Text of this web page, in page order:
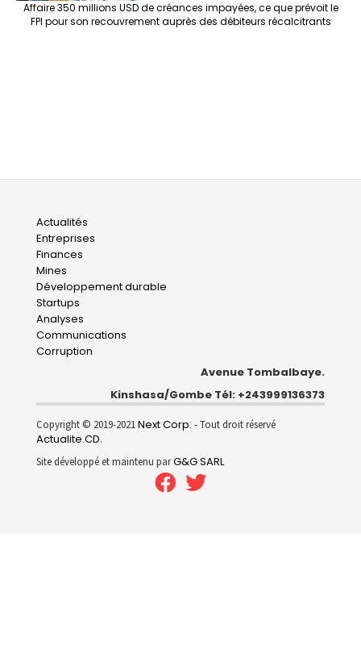
Affaire 350 millions USD de créances impayées, ce que prévoit le
FPI pour son recouvrement auprès des débiteurs récalcitrants
Main
navigation
Actualités
Entreprises
Finances
Mines
Développement durable
Startups
Analyses
Communications
Corruption
Avenue Tombalbaye.
Kinshasa/Gombe Tél: +243999136373
Copyright © 2019-2021Next Corp. - Tout droit réservé
Actualite.CD.
Site développé et maintenu parG&G SARL